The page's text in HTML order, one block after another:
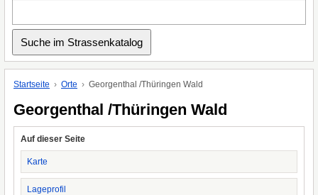
Startseite Orte Georgenthal /Thüringen Wald
Georgenthal /Thüringen Wald
Auf dieser Seite
Karte
Lageprofil